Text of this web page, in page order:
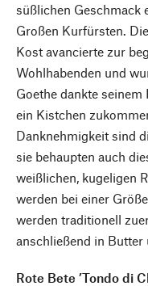
süßlichen Geschmack
Großen Kurfürsten.
Kost avancierte zur
Wohlhabenden und
Goethe dankte
ein Kistchen
Danknehmigkeit sind
sie behaupten auch
weißlichen, kugeligen
werden bei einer
werden traditionell
anschließend in Butter
Rote Bete ’Tondo di